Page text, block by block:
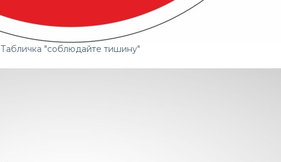
Табличка "соблюдайте тишину"